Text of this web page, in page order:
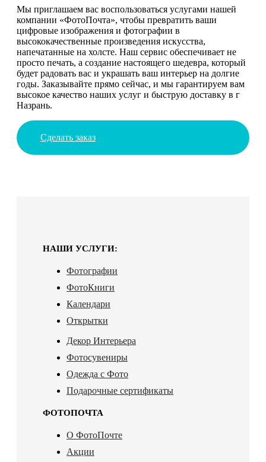
Мы приглашаем вас воспользоваться услугами нашей
компании «ФотоПочта», чтобы превратить ваши
цифровые изображения и фотографии в
высококачественные произведения искусства,
напечатанные на холсте. Наш сервис обеспечивает не
просто печать, а создание настоящего шедевра, который
будет радовать вас и украшать ваш интерьер на долгие
годы. Заказывайте прямо сейчас, и мы гарантируем вам
высокое качество наших услуг и быструю доставку в г
Назрань.
Сделать заказ
НАШИ УСЛУГИ:
Фотографии
ФотоКниги
Календари
Открытки
Декор Интерьера
Фотосувениры
Одежда с Фото
Подарочные сертификаты
ФОТОПОЧТА
О ФотоПочте
Акции